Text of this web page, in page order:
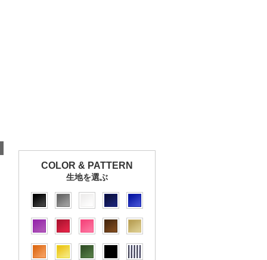
COLOR & PATTERN
生地を選ぶ